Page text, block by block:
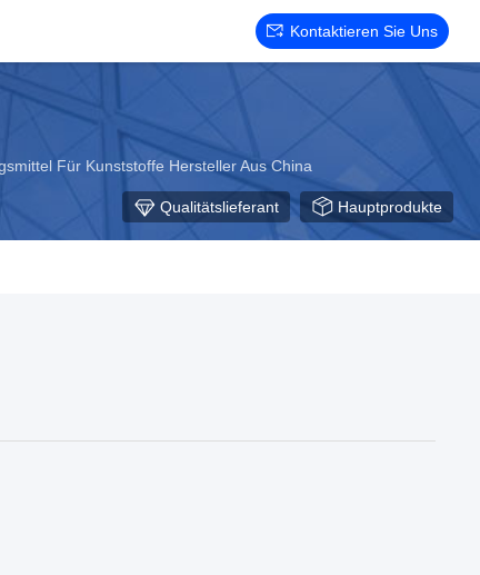
Kontaktieren Sie Uns
Für Kunststoffe Hersteller Aus China
Qualitätslieferant Hauptprodukte